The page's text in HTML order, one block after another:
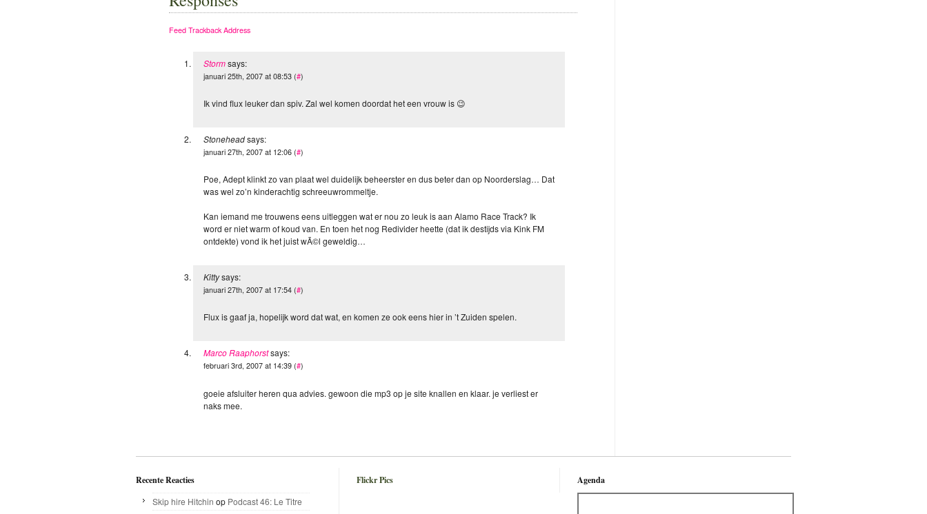
Feed Trackback Address
Stormsays:
januari 25th, 2007 at 08:53 (#)
Ik vind flux leuker dan spiv. Zal wel komen doordat het een vrouw is 😉
Stoneheadsays:
januari 27th, 2007 at 12:06 (#)
Poe, Adept klinkt zo van plaat wel duidelijk beheerster en dus beter dan op Noorderslag… Dat
was wel zo’n kinderachtig schreeuwrommeltje.
Kan iemand me trouwens eens uitleggen wat er nou zo leuk is aan Alamo Race Track? Ik
word er niet warm of koud van. En toen het nog Redivider heette (dat ik destijds via Kink FM
ontdekte) vond ik het juist wÃ©l geweldig…
Kittysays:
januari 27th, 2007 at 17:54 (#)
Flux is gaaf ja, hopelijk word dat wat, en komen ze ook eens hier in ’t Zuiden spelen.
Marco Raaphorstsays:
februari 3rd, 2007 at 14:39 (#)
goeie afsluiter heren qua advies. gewoon die mp3 op je site knallen en klaar. je verliest er
naks mee.
Recente Reacties
Skip hire Hitchin op Podcast 46: Le Titre
Flickr Pics Agenda